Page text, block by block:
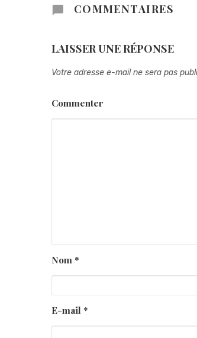
COMMENTAIRES
LAISSER UNE RÉPONSE
Votre adresse e-mail ne sera pas
Commenter
Nom *
E-mail *